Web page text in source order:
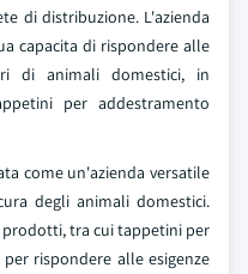
di distribuzione. L'azienda
capacita di rispondere alle
di animali domestici, in
per addestramento
come un'azienda versatile
degli animali domestici.
prodotti, tra cui tappetini per
rispondere alle esigenze